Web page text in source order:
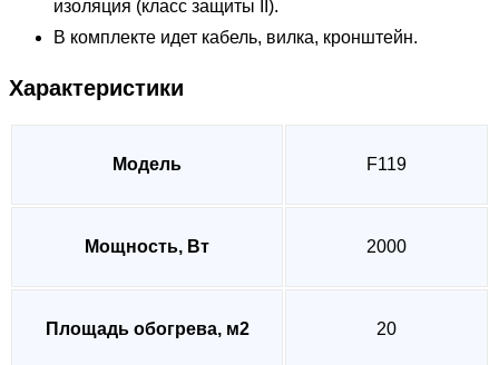
изоляция (класс защиты II).
В комплекте идет кабель, вилка, кронштейн.
Характеристики
Модель F119
Мощность, Вт 2000
Площадь обогрева, м2 20